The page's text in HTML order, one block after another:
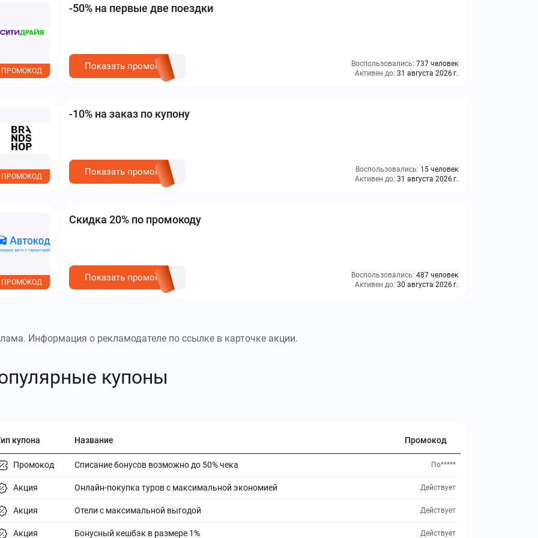
-50% на первые две поездки
ПРОМОКОД
Воспользовались: 737 человек
Активен до: 31 августа 2026 г.
Показать промокод
-10% на заказ по купону
ПРОМОКОД
Воспользовались: 15 человек
Активен до: 31 августа 2026 г.
Показать промокод
Скидка 20% по промокоду
ПРОМОКОД
Воспользовались: 487 человек
Активен до: 30 августа 2026 г.
Показать промокод
Информация о рекламодателе по ссылке в карточке акции.
купоны
купона Название Промокод
Промокод Списание бонусов возможно до 50% чека По*****
Акция Онлайн-покупка туров с максимальной экономией Действует
Акция Отели с максимальной выгодой Действует
Акция Бонусный кешбэк в размере 1% Действует